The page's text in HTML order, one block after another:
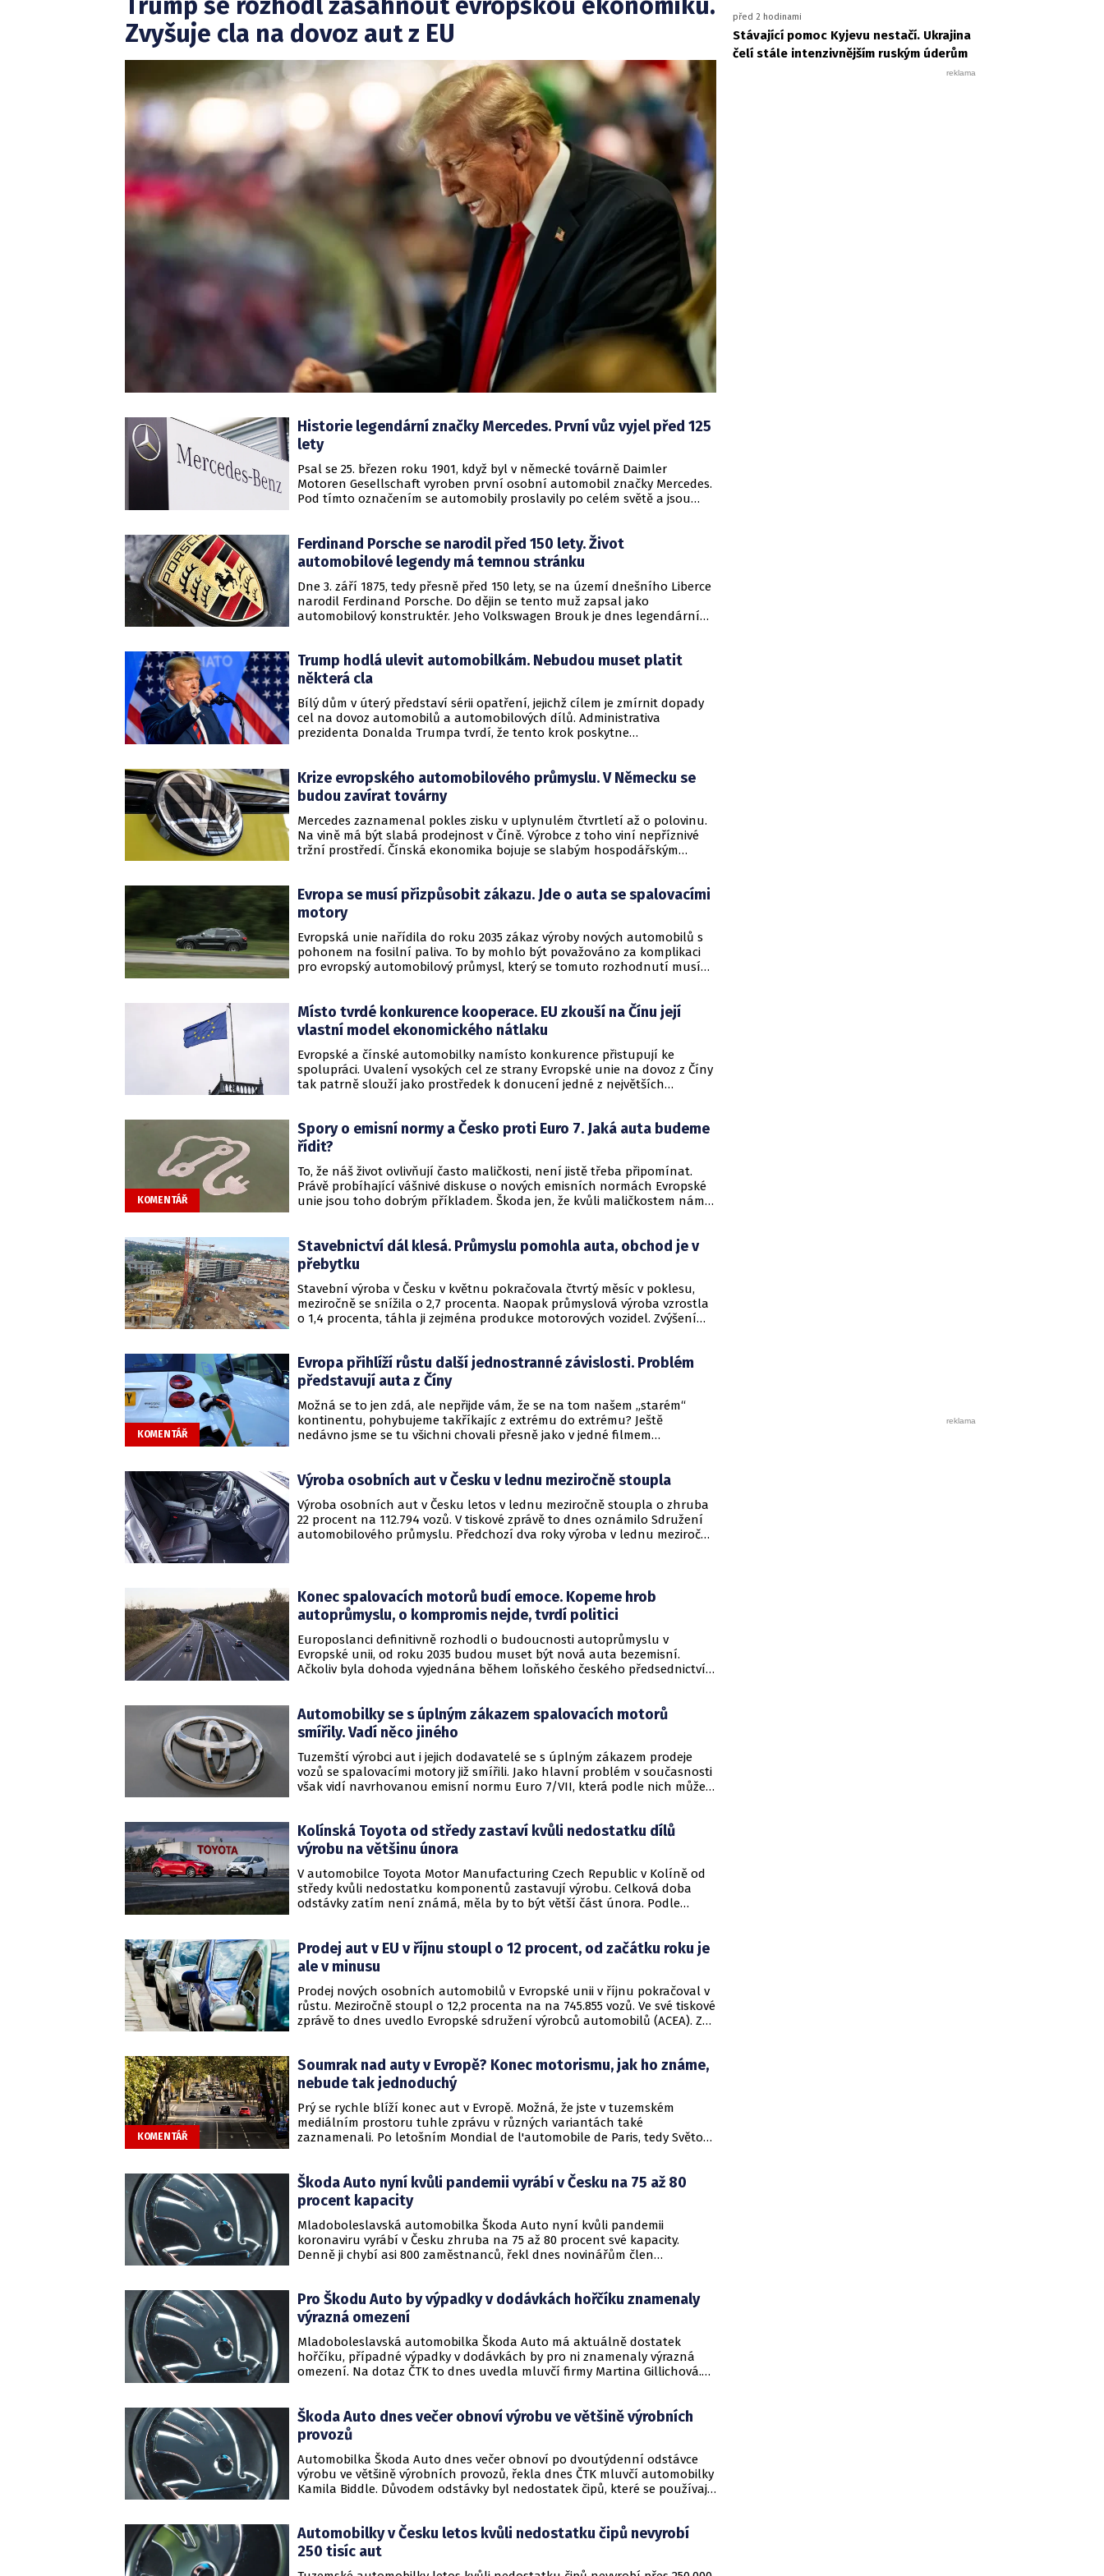
Zvyšuje cla na dovoz aut z EU
Historie legendární značky Mercedes. První vůz vyjel před 125
lety
Psal se 25. březen roku 1901, když byl v německé továrně Daimler
Motoren Gesellschaft vyroben první osobní automobil značky Mercedes.
Pod tímto označením se automobily proslavily po celém světě a jsou
Ferdinand Porsche se narodil před 150 lety. Život
automobilové legendy má temnou stránku
Dne 3. září 1875, tedy přesně před 150 lety, se na území dnešního Liberce
narodil Ferdinand Porsche. Do dějin se tento muž zapsal jako
automobilový konstruktér. Jeho Volkswagen Brouk je dnes legendárním
Trump hodlá ulevit automobilkám. Nebudou muset platit
některá cla
Bílý dům v úterý představí sérii opatření, jejichž cílem je zmírnit dopady
cel na dovoz automobilů a automobilových dílů. Administrativa
prezidenta Donalda Trumpa tvrdí, že tento krok poskytne
Krize evropského automobilového průmyslu. V Německu se
budou zavírat továrny
Mercedes zaznamenal pokles zisku v uplynulém čtvrtletí až o polovinu.
Na vině má být slabá prodejnost v Číně. Výrobce z toho viní nepříznivé
tržní prostředí. Čínská ekonomika bojuje se slabým hospodářským
Evropa se musí přizpůsobit zákazu. Jde o auta se spalovacími
motory
Evropská unie nařídila do roku 2035 zákaz výroby nových automobilů s
pohonem na fosilní paliva. To by mohlo být považováno za komplikaci
pro evropský automobilový průmysl, který se tomuto rozhodnutí musí
Místo tvrdé konkurence kooperace. EU zkouší na Čínu její
vlastní model ekonomického nátlaku
Evropské a čínské automobilky namísto konkurence přistupují ke
spolupráci. Uvalení vysokých cel ze strany Evropské unie na dovoz z Číny
tak patrně slouží jako prostředek k donucení jedné z největších
čínskými konkurenty.
KOMENTÁŘ
Spory o emisní normy a Česko proti Euro 7. Jaká auta budeme
řídit?
To, že náš život ovlivňují často maličkosti, není jistě třeba připomínat.
Právě probíhající vášnivé diskuse o nových emisních normách Evropské
unie jsou toho dobrým příkladem. Škoda jen, že kvůli maličkostem nám
nic. Hodně důležitá otázka, která může člověka napadnout je, zda je
skutečně nějaké to množství určitých látek z výfukových plynů motorů
ve všech možných souvislostech důležitější než (nadneseně) čistší a
zdravější ovzduší na planetě Zemi?
Stavebnictví dál klesá. Průmyslu pomohla auta, obchod je v
přebytku
Stavební výroba v Česku v květnu pokračovala čtvrtý měsíc v poklesu,
meziročně se snížila o 2,7 procenta. Naopak průmyslová výroba vzrostla
o 1,4 procenta, táhla ji zejména produkce motorových vozidel. Zvýšení
přebytku 11,8 miliardy korun, v kladných hodnotách je od počátku roku.
Vyplývá to z údajů, které dnes zveřejnil Český statistický úřad (ČSÚ).
KOMENTÁŘ
Evropa přihlíží růstu další jednostranné závislosti. Problém
představují auta z Číny
Možná se to jen zdá, ale nepřijde vám, že se na tom našem „starém“
kontinentu, pohybujeme takříkajíc z extrému do extrému? Ještě
nedávno jsme se tu všichni chovali přesně jako v jedné filmem
byl hodně špatný nápad. Mezitím se odhalily i další závislosti vyspělého
světa na podobných „dodavatelích“, i když zatím ne se skutečnými
válečnickými aktivitami. A to ať už u léků, čipů nebo potřebných
součástek do vojenské munice. Jenže, jak se zdá, zatím jsme se z toho
moc nepoučili.
Výroba osobních aut v Česku v lednu meziročně stoupla
Výroba osobních aut v Česku letos v lednu meziročně stoupla o zhruba
22 procent na 112.794 vozů. V tiskové zprávě to dnes oznámilo Sdružení
automobilového průmyslu. Předchozí dva roky výroba v lednu meziročně
Konec spalovacích motorů budí emoce. Kopeme hrob
autoprůmyslu, o kompromis nejde, tvrdí politici
Europoslanci definitivně rozhodli o budoucnosti autoprůmyslu v
Evropské unii, od roku 2035 budou muset být nová auta bezemisní.
Ačkoliv byla dohoda vyjednána během loňského českého předsednictví,
Automobilky se s úplným zákazem spalovacích motorů
smířily. Vadí něco jiného
Tuzemští výrobci aut i jejich dodavatelé se s úplným zákazem prodeje
vozů se spalovacími motory již smířili. Jako hlavní problém v současnosti
však vidí navrhovanou emisní normu Euro 7/VII, která podle nich může
zejména nižších kategorií z trhu nebo přesměrování omezených zdrojů
na vývoj a výzkum.
Kolínská Toyota od středy zastaví kvůli nedostatku dílů
výrobu na většinu února
V automobilce Toyota Motor Manufacturing Czech Republic v Kolíně od
středy kvůli nedostatku komponentů zastavují výrobu. Celková doba
odstávky zatím není známá, měla by to být větší část února. Podle
na konci loňského roku.
Prodej aut v EU v říjnu stoupl o 12 procent, od začátku roku je
ale v minusu
Prodej nových osobních automobilů v Evropské unii v říjnu pokračoval v
růstu. Meziročně stoupl o 12,2 procenta na na 745.855 vozů. Ve své tiskové
zprávě to dnes uvedlo Evropské sdružení výrobců automobilů (ACEA). Za
KOMENTÁŘ
Soumrak nad auty v Evropě? Konec motorismu, jak ho známe,
nebude tak jednoduchý
Prý se rychle blíží konec aut v Evropě. Možná, že jste v tuzemském
mediálním prostoru tuhle zprávu v různých variantách také
zaznamenali. Po letošním Mondial de l'automobile de Paris, tedy Světové
přehlídka posledních výdobytků automobilového segmentu po čtyřech
letech útrap a potíží, způsobených hlavně koronavirovými restrikcemi,
„tragická“ a jasně ukázala „absolutní úpadek evropského motorismu“.
Škoda Auto nyní kvůli pandemii vyrábí v Česku na 75 až 80
procent kapacity
Mladoboleslavská automobilka Škoda Auto nyní kvůli pandemii
koronaviru vyrábí v Česku zhruba na 75 až 80 procent své kapacity.
Denně ji chybí asi 800 zaměstnanců, řekl dnes novinářům člen
Pro Škodu Auto by výpadky v dodávkách hořčíku znamenaly
výrazná omezení
Mladoboleslavská automobilka Škoda Auto má aktuálně dostatek
hořčíku, případné výpadky v dodávkách by pro ni znamenaly výrazná
omezení. Na dotaz ČTK to dnes uvedla mluvčí firmy Martina Gillichová.
Škoda Auto dnes večer obnoví výrobu ve většině výrobních
provozů
Automobilka Škoda Auto dnes večer obnoví po dvoutýdenní odstávce
výrobu ve většině výrobních provozů, řekla dnes ČTK mluvčí automobilky
Kamila Biddle. Důvodem odstávky byl nedostatek čipů, které se používají
Automobilky v Česku letos kvůli nedostatku čipů nevyrobí
250 tisíc aut
před 2 hodinami
Stávající pomoc Kyjevu nestačí. Ukrajina
čelí stále intenzivnějším ruským úderům